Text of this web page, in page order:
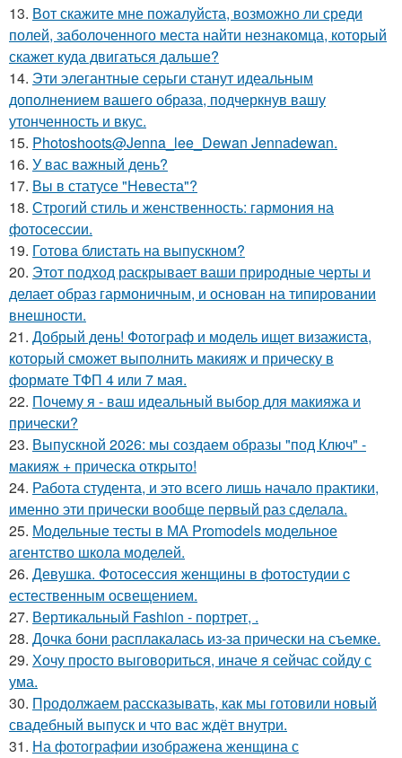
13. Вот скажите мне пожалуйста, возможно ли среди
полей, заболоченного места найти незнакомца, который
скажет куда двигаться дальше?
14. Эти элегантные серьги станут идеальным
дополнением вашего образа, подчеркнув вашу
утонченность и вкус.
15. Photoshoots@Jenna_lee_Dewan Jennadewan.
16. У вас важный день?
17. Вы в статусе "Невеста"?
18. Строгий стиль и женственность: гармония на
фотосессии.
19. Готова блистать на выпускном?
20. Этот подход раскрывает ваши природные черты и
делает образ гармоничным, и основан на типировании
внешности.
21. Добрый день! Фотограф и модель ищет визажиста,
который сможет выполнить макияж и прическу в
формате ТФП 4 или 7 мая.
22. Почему я - ваш идеальный выбор для макияжа и
прически?
23. Выпускной 2026: мы создаем образы "под Ключ" -
макияж + прическа открыто!
24. Работа студента, и это всего лишь начало практики,
именно эти прически вообще первый раз сделала.
25. Модельные тесты в МА Promodels модельное
агентство школа моделей.
26. Девушка. Фотосессия женщины в фотостудии c
естественным освещением.
27. Вертикальный Fashion - портрет, .
28. Дочка бони расплакалась из-за прически на съемке.
29. Хочу просто выговориться, иначе я сейчас сойду с
ума.
30. Продолжаем рассказывать, как мы готовили новый
свадебный выпуск и что вас ждёт внутри.
31. На фотографии изображена женщина с